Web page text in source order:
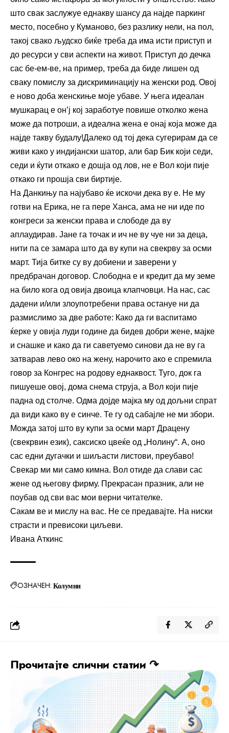
што свак заслужуе еднакву шансу да најде паркинг
место, посебно у Куманово, без разлику нели, на пол,
такој свако људско биќе треба да има исти приступ и
до ресурси у сви аспекти на живот. Приступ до дечка
сас бе-ем-ве, на пример, треба да биде лишен од
сваку помислу за дискриминацију на женски род. Овој
е ново доба женскиње моје убаве. У њега идеалан
мушкарац е он’ј кој заработуе повише отколко жена
може да потроши, а идеална жена е онај која може да
најде такву будалу!Далеко од тој дека сугерирам да се
живи како у индијански шатор, али бар Бик који седи,
седи и ќути откако е дошја од лов, не е Вол који пије
откако ги прошја сви биртије.
На Данкињу па најубаво ќе искочи дека ву е. Не му
готви на Ерика, не га пере Ханса, ама не ни иде по
конгреси за женски права и слободе да ву
аплаудирав. Јане га точак и ич не ву чуе ни за деца,
нити па се замара што да ву купи на свекрву за осми
март. Тија битке су ву добиени и заверени у
предбрачан договор. Слободна е и кредит да му земе
на било кога од овија двоица клапчовци. На нас, сас
дадени и/или злоупотребени права остануе ни да
размислимо за две работе: Како да ги васпитамо
ќерке у овија луди године да бидев добри жене, мајке
и снашке и како да ги саветуемо синови да не ву га
затварав лево око на жену, нарочито ако е спремила
говор за Конгрес на родову еднаквост. Туго, док га
пишуеше овој, дома снема струја, а Вол који пије
падна од столче. Одма дојде мајка му од дољни спрат
да види како ву е синче. Те гу од сабајле не ми збори.
Можда затој што ву купи за осми март Драцену
(свекрвин език), саксиско цвеќе од „Нолину“. А, оно
сас едни дугачки и шиљасти листови, преубаво!
Свекар ми ми само кимна. Вол отиде да слави сас
жене од његову фирму. Прекрасан празник, али не
поубав од сви вас мои верни читателке.
Сакам ве и мислу на вас. Не се предавајте. На ниски
страсти и превисоки циљеви.
Ивана Аткинс
ОЗНАЧЕН: Колумни
Прочитајте слични статии ↷